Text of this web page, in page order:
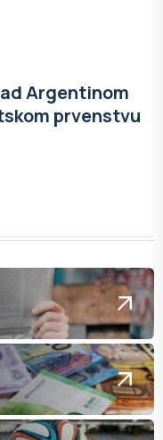
Argentinom
prvenstvu